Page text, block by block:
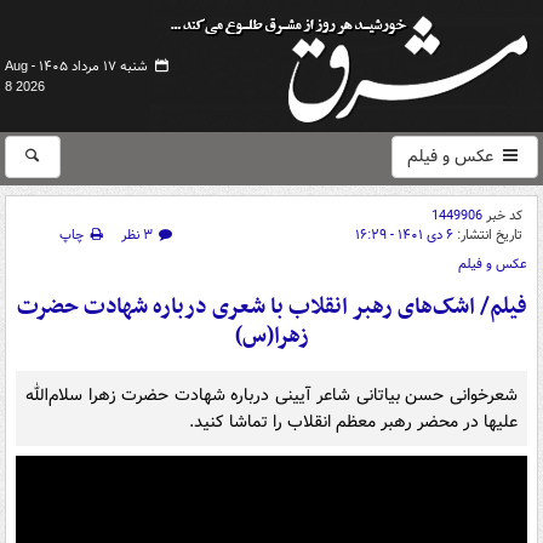
شنبه ۱۷ مرداد ۱۴۰۵ -
Aug
8 2026
عکس و فیلم
کد خبر1449906
تاریخ انتشار: ۶ دی ۱۴۰۱ - ۱۶:۲۹ ۳ نظر
چاپ
عکس و فیلم
فیلم/ اشک‌های رهبر انقلاب با شعری درباره شهادت حضرت
زهرا(س)
شعرخوانی حسن بیاتانی شاعر آیینی درباره شهادت حضرت زهرا سلام‌الله
علیها در محضر رهبر معظم انقلاب را تماشا کنید.